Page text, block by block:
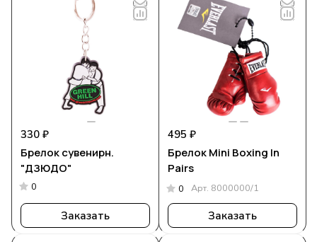
330 ₽
Брелок сувенирн.
"ДЗЮДО"
0
Заказать
495 ₽
Брелок Mini Boxing In
Pairs
0 Арт. 8000000/1
Заказать